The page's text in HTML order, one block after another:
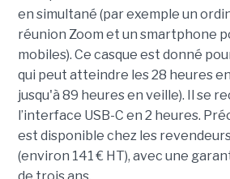
en simultané (par exemple un
réunion Zoom et un smartphone
mobiles). Ce casque est donné
qui peut atteindre les 28 heures
jusqu'à 89 heures en veille). Il se
l’interface USB-C en 2 heures.
est disponible chez les
(environ 141 € HT), avec une